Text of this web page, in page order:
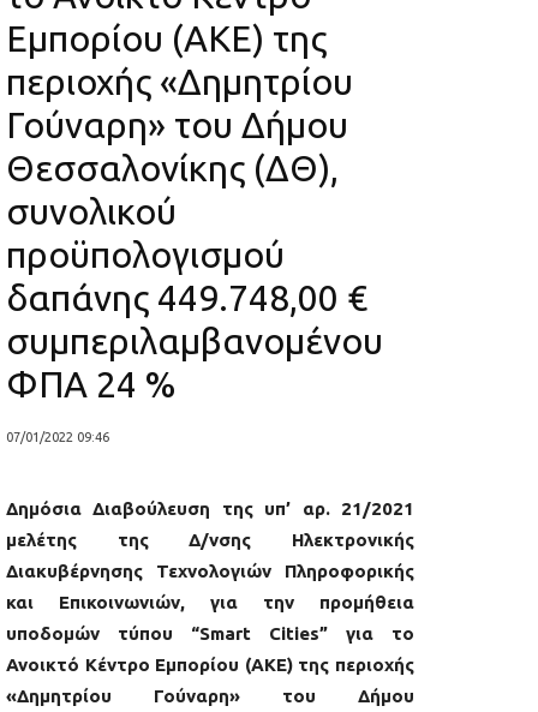
Εμπορίου (ΑΚΕ) της
περιοχής «Δημητρίου
Γούναρη» του Δήμου
Θεσσαλονίκης (ΔΘ),
συνολικού
προϋπολογισμού
δαπάνης 449.748,00 €
συμπεριλαμβανομένου
ΦΠΑ 24 %
07/01/2022 09:46
Δημόσια Διαβούλευση της υπ’ αρ. 21/2021
μελέτης της Δ/νσης Ηλεκτρονικής
Διακυβέρνησης Τεχνολογιών Πληροφορικής
και Επικοινωνιών, για την προμήθεια
υποδομών τύπου “Smart Cities” για το
Ανοικτό Κέντρο Εμπορίου (ΑΚΕ) της περιοχής
«Δημητρίου Γούναρη» του Δήμου